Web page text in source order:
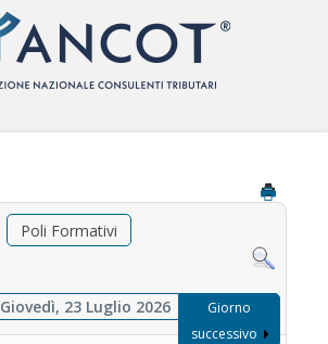
Poli Formativi
Giovedì, 23 Luglio 2026
Giorno
successivo